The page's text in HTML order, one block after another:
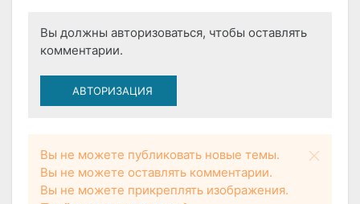
Вы должны авторизоваться, чтобы оставлять
комментарии.
АВТОРИЗАЦИЯ
Вы не можете публиковать новые темы.
Вы не можете оставлять комментарии.
Вы не можете прикреплять изображения.